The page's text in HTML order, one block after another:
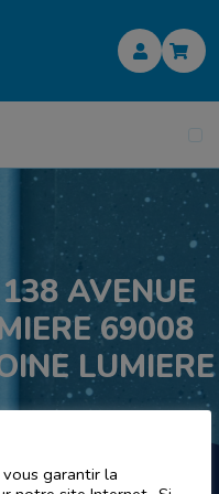
AVENUE
69008
LUMIERE
garantir la